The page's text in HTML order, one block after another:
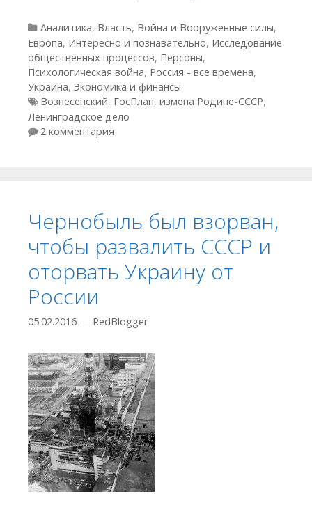
Рубрики
Аналитика, Власть, Война и Вооруженные силы,
Европа, Интересно и познавательно, Исследование
общественных процессов, Персоны,
Психологическая война, Россия - все времена,
Украина, Экономика и финансы
Метки
Вознесенский, ГосПлан, измена Родине-СССР,
Ленинградское дело
2 комментария
Чернобыль был взорван,
чтобы развалить СССР и
оторвать Украину от
России
05.02.2016 — RedBlogger